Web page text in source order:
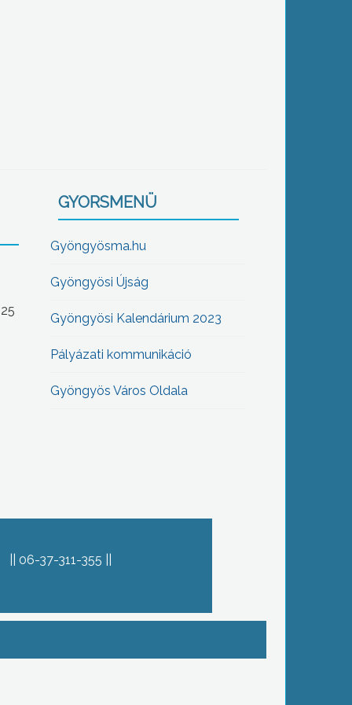
GYORSMENÜ
Gyöngyösma.hu
Gyöngyösi Újság
Gyöngyösi Kalendárium 2023
Pályázati kommunikáció
Gyöngyös Város Oldala
06-37-311-355